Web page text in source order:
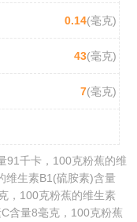
0.14(毫克)
43(毫克)
7(毫克)
91千卡，100克粉蕉的维
维生素B1(硫胺素)含量
，100克粉蕉的维生素
含量8毫克，100克粉蕉